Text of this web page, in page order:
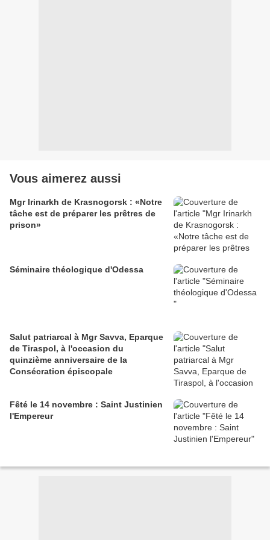
Vous aimerez aussi
Mgr Irinarkh de Krasnogorsk : «Notre
tâche est de préparer les prêtres de
prison»
Séminaire théologique d'Odessa
Salut patriarcal à Mgr Savva, Eparque
de Tiraspol, à l'occasion du
quinzième anniversaire de la
Consécration épiscopale
Fêté le 14 novembre : Saint Justinien
l'Empereur